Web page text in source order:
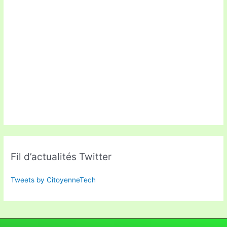
Fil d’actualités Twitter
Tweets by CitoyenneTech